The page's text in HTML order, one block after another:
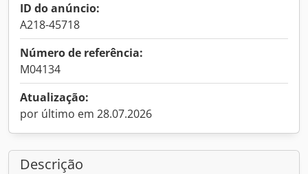
ID do anúncio:
A218-45718
Número de referência:
M04134
Atualização:
por último em 28.07.2026
Descrição